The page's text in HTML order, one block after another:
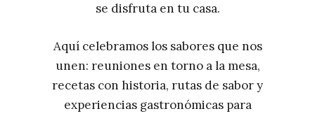
se disfruta en tu casa.
Aquí celebramos los sabores que nos
unen: reuniones en torno a la mesa,
recetas con historia, rutas de sabor y
experiencias gastronómicas para